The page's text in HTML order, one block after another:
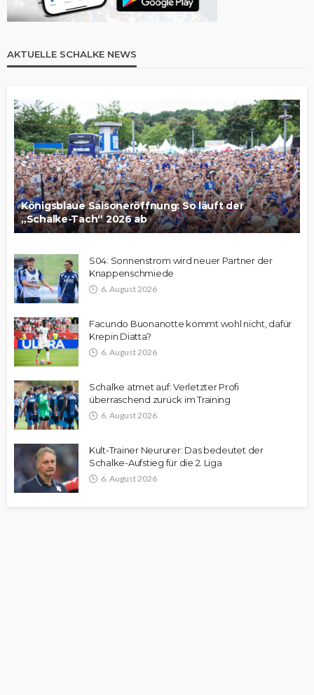
AKTUELLE SCHALKE NEWS
Königsblaue Saisoneröffnung: So läuft der
„Schalke-Tach“ 2026 ab
S04: Sonnenstrom wird neuer Partner der
Knappenschmiede
6. August 2026
Facundo Buonanotte kommt wohl nicht, dafür
Krepin Diatta?
6. August 2026
Schalke atmet auf: Verletzter Profi
überraschend zurück im Training
6. August 2026
Kult-Trainer Neururer: Das bedeutet der
Schalke-Aufstieg für die 2. Liga
6. August 2026